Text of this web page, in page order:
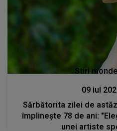
Stiri
09 iul
Sărbătorita zilei de
împlinește 78 de ani:
unei artiste